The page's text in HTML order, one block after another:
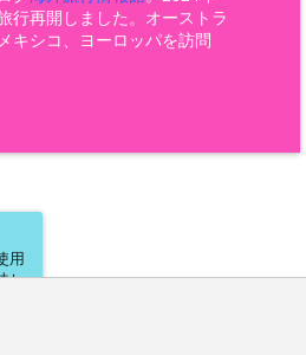
行再開しました。オーストラ
キシコ、ヨーロッパを訪問
用
し